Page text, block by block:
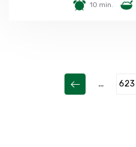
10 min.
... 623